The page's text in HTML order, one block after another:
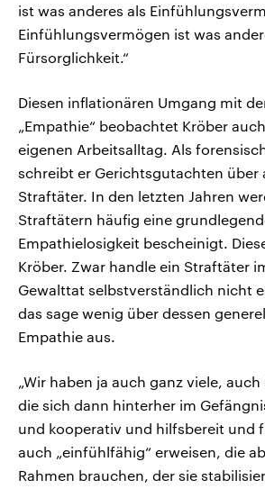
ist was anderes als
Einfühlungsvermögen ist was
Fürsorglichkeit.“
Diesen inflationären Umgang mit
„Empathie“ beobachtet Kröber
eigenen Arbeitsalltag. Als
schreibt er Gerichtsgutachten über
Straftäter. In den letzten Jahren
Straftätern häufig eine
Empathielosigkeit bescheinigt.
Kröber. Zwar handle ein Straftäter
Gewalttat selbstverständlich nicht
das sage wenig über dessen
Empathie aus.
„Wir haben ja auch ganz viele,
die sich dann hinterher im
und kooperativ und hilfsbereit und
auch „einfühlfähig“ erweisen, die
Rahmen brauchen, der sie